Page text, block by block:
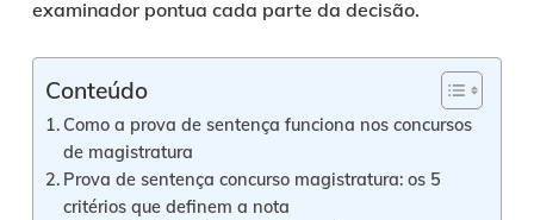
examinador pontua cada parte da decisão.
Conteúdo
Como a prova de sentença funciona nos concursos
de magistratura
Prova de sentença concurso magistratura: os 5
critérios que definem a nota